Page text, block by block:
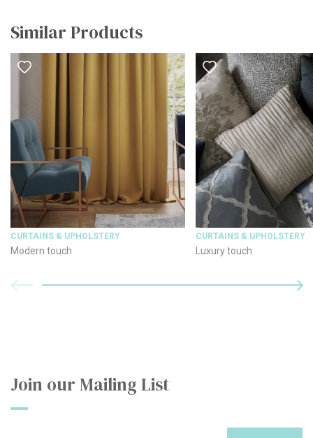
Similar Products
CURTAINS & UPHOLSTERY
Modern touch
CURTAINS & UPHOLSTERY
Luxury touch
Join our Mailing List